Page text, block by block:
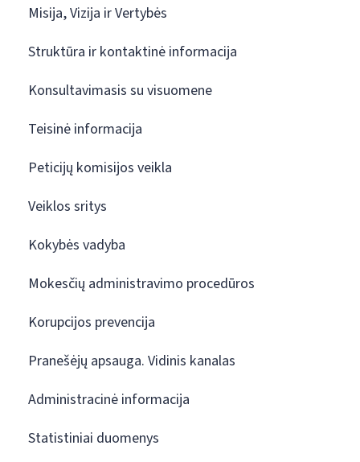
Misija, Vizija ir Vertybės
Struktūra ir kontaktinė informacija
Konsultavimasis su visuomene
Teisinė informacija
Peticijų komisijos veikla
Veiklos sritys
Kokybės vadyba
Mokesčių administravimo procedūros
Korupcijos prevencija
Pranešėjų apsauga. Vidinis kanalas
Administracinė informacija
Statistiniai duomenys